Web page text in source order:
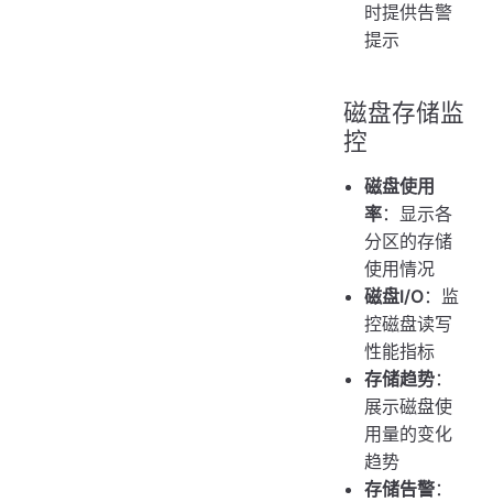
时提供告警
提示
磁盘存储监
控
磁盘使用
率：显示各
分区的存储
使用情况
磁盘I/O：监
控磁盘读写
性能指标
存储趋势：
展示磁盘使
用量的变化
趋势
存储告警：